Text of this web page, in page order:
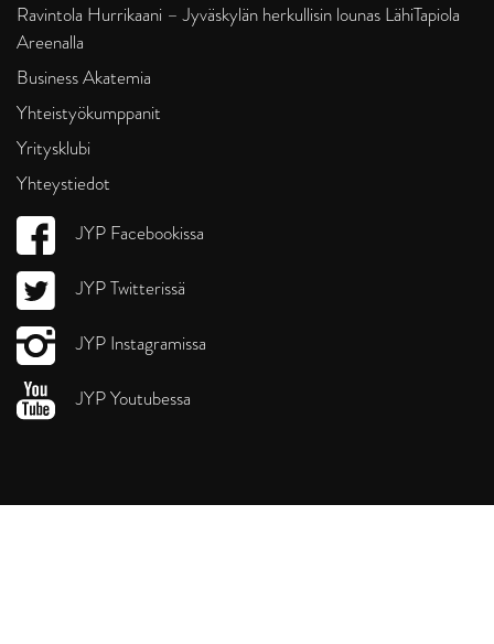
Ravintola Hurrikaani – Jyväskylän herkullisin lounas LähiTapiola
Areenalla
Business Akatemia
Yhteistyökumppanit
Yritysklubi
Yhteystiedot
JYP Facebookissa
JYP Twitterissä
JYP Instagramissa
JYP Youtubessa